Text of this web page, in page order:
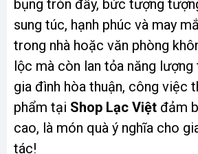
bụng tròn đầy, bức tượng
sung túc, hạnh phúc và may
trong nhà hoặc văn phòng
lộc mà còn lan tỏa năng
gia đình hòa thuận, công việc
phẩm tại Shop Lạc Việt đảm
cao, là món quà ý nghĩa cho
tác!